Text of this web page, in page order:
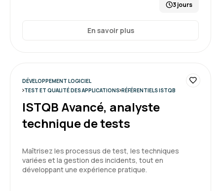
3 jours
En savoir plus
DÉVELOPPEMENT LOGICIEL
TEST ET QUALITÉ DES APPLICATIONS RÉFÉRENTIELS ISTQB
ISTQB Avancé, analyste
technique de tests
Maîtrisez les processus de test, les techniques
variées et la gestion des incidents, tout en
développant une expérience pratique.